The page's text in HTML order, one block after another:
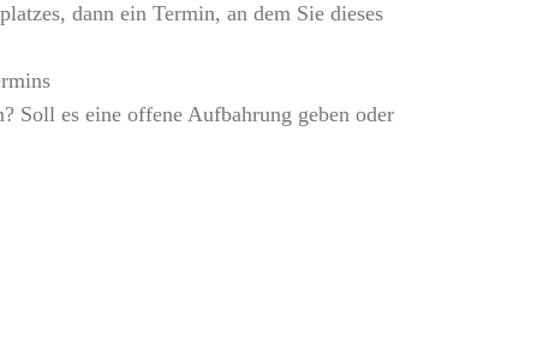
dann ein Termin, an dem Sie dieses
Soll es eine offene Aufbahrung geben oder